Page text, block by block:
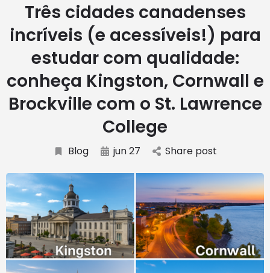
Três cidades canadenses
incríveis (e acessíveis!) para
estudar com qualidade:
conheça Kingston, Cornwall e
Brockville com o St. Lawrence
College
Blog jun 27 Share post